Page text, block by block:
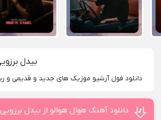
بیدل
دانلود فول آرشیو موزیک های جدید و قدیمی و
دانلود آهنگ هوال هوالو از بیدل برزویی